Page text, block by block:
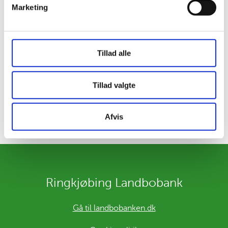
Marketing
Tillad alle
Tillad valgte
Afvis
stævnerne
720 2774
Ringkjøbing Landbobank
Gå til landbobanken.dk